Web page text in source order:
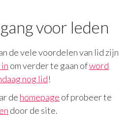
voor leden
de vele voordelen van lid zijn
in om verder te gaan ofword
nog lid!
de homepage of probeer te
door de site.